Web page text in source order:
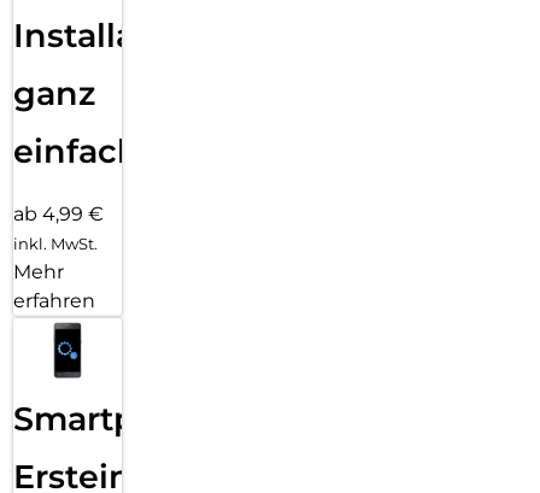
Installation
ganz
einfach
ab 4,99 €
inkl. MwSt.
Mehr
erfahren
Smartphone
Ersteinrichtung